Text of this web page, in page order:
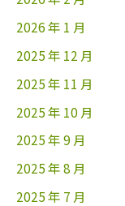
2026 年 1 月
2025 年 12 月
2025 年 11 月
2025 年 10 月
2025 年 9 月
2025 年 8 月
2025 年 7 月